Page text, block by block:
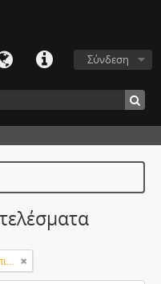
Σύνδεση
Εκπαίδευση, Πρωτοβάθμια - Προσωπικό